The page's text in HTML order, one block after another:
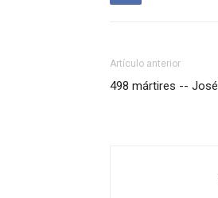
Artículo anterior
498 mártires --